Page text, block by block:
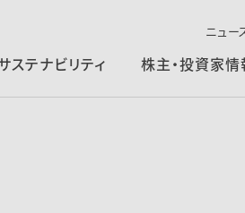
ニュー
ステナビリティ 株主・投資家情